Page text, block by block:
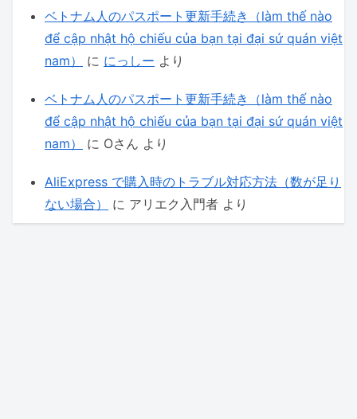
ベトナム人のパスポート更新手続き（làm thế nào
để cập nhật hộ chiếu của bạn tại đại sứ quán việt
nam）
に にっしー より
ベトナム人のパスポート更新手続き（làm thế nào
để cập nhật hộ chiếu của bạn tại đại sứ quán việt
nam）
に Oさん より
AliExpress で購入時のトラブル対応方法（数が足り
ない場合）
に アリエク入門者 より